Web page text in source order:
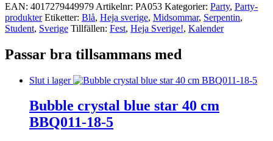
EAN: 4017279449979 Artikelnr: PA053 Kategorier: Party, Party­­
produkter Etiketter: Blå, Heja sverige, Midsommar, Serpentin,
Student, Sverige Tillfällen: Fest, Heja Sverige!, Kalender
Passar bra tillsammans med
Slut i lager
Bubble crystal blue star 40 cm
BBQ011-18-5